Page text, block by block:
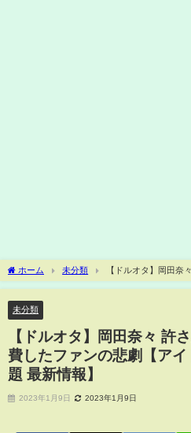
ホーム 未分類
【ドルオタ】岡田奈
ンの悲劇【アイドルオタク Twitterで話題 最新
未分類
【ドルオタ】岡田奈々 許
費したファンの悲劇【ア
題 最新情報】
2023年1月9日 2023年1月9日